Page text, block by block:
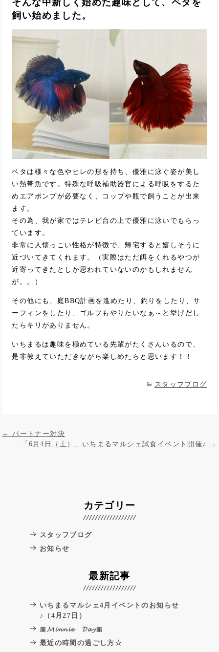
そんな中新しく始めた趣味として、ベタを
飼い始めました。
ベタは様々な色やヒレの形を持ち、優雅に泳ぐ姿が美し
い熱帯魚です。特殊な呼吸補助器官による呼吸をするた
めエアポンプが必要なく、コップや瓶で飼うことが出来
ます。
その為、我が家ではテレビ台の上で優雅に泳いでもらっ
ています。
非常に人懐っこい性格が特徴で、帰宅すると嬉しそうに
近づいてきてくれます。（実際はただ餌をくれるやつが
近寄ってきたとしか思われていないのかもしれません
が。。）
その他にも、庭BBQ計画を進めたり、釣りをしたり、サ
ーフィンをしたり、ゴルフもやりたいなぁ～と挙げだし
たらキリがありません。
いちまるは趣味を極めている先輩がたくさんいるので、
是非教えていただきながら楽しめたらと思います！！
スタッフブログ
投稿ナビゲーション
←
パートナー対決
「6月4日（土）」いちまるマルシェ試食イベント開催♪
→
カテゴリー
スタッフブログ
お知らせ
最新記事
いちまるマルシェ4月イベントのお知らせ
♪（4月27日）
🎀𝓜𝓲𝓷𝓷𝓲𝓮 𝓓𝓪𝔂🎀
最近の時間の過ごし方☆